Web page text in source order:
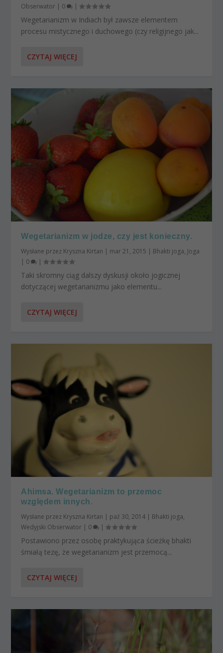
Obserwator | 0 |
Wegetarianizm w Indiach był zawsze elementem
procesu mistycznego i duchowego (czy religijnego jak...
CZYTAJ WIĘCEJ
Wegetarianizm w jodze, czy jest konieczny.
Wysłane przez Kryszna Kirtan | mar 21, 2015 | Bhakti joga, Joga
| 0 |
Taki skromny ciąg dalszy dyskusji około jogicznej
dotyczącej wegetarianizmu jako elementu...
CZYTAJ WIĘCEJ
Ahimsa. Wegetarianizm to przemoc
względem innych.
Wysłane przez Kryszna Kirtan | paź 30, 2014 | Bhakti joga,
Wedyjski Obserwator | 0 |
Postawiono przez osobę praktykująca ścieżkę bhakti
śmiałą tezę, że wegetarianizm jest przemocą...
CZYTAJ WIĘCEJ